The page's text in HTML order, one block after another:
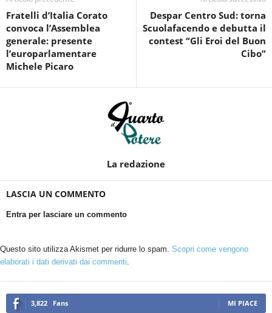
Fratelli d’Italia Corato
convoca l’Assemblea
generale: presente
l’europarlamentare
Michele Picaro
Despar Centro Sud: torna
Scuolafacendo e debutta il
contest “Gli Eroi del Buon
Cibo”
La redazione
LASCIA UN COMMENTO
Entra per lasciare un commento
Questo sito utilizza Akismet per ridurre lo spam. Scopri come vengono
elaborati i dati derivati dai commenti.
3,822 Fans MI PIACE